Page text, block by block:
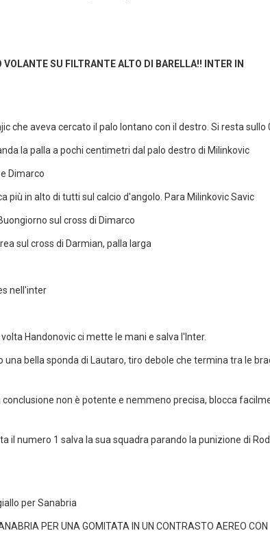
SU FILTRANTE ALTO DI BARELLA!! INTER IN
che aveva cercato il palo lontano con il destro. Si resta sullo
la palla a pochi centimetri dal palo destro di Milinkovic
Dimarco
più in alto di tutti sul calcio d'angolo. Para Milinkovic Savic
sul cross di Dimarco
sul cross di Darmian, palla larga
nell'inter
Handonovic ci mette le mani e salva l'Inter.
una bella sponda di Lautaro, tiro debole che termina tra le
non è potente e nemmeno precisa, blocca
il numero 1 salva la sua squadra parando la punizione di
per Sanabria
PER UNA GOMITATA IN UN CONTRASTO AEREO CON